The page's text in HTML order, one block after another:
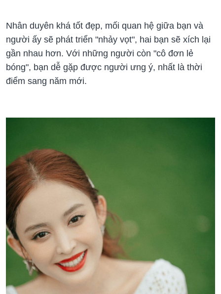
Nhân duyên khá tốt đẹp, mối quan hệ giữa bạn và
người ấy sẽ phát triển "nhảy vọt", hai bạn sẽ xích lại
gần nhau hơn. Với những người còn "cô đơn lẻ
bóng", bạn dễ gặp được người ưng ý, nhất là thời
điểm sang năm mới.